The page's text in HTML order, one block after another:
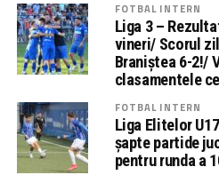
FOTBAL INTERN
Liga 3 –
vineri/ Scorul
Braniștea 6-2!/
clasamentele
FOTBAL INTERN
Liga Elitelor
șapte partide
pentru runda a